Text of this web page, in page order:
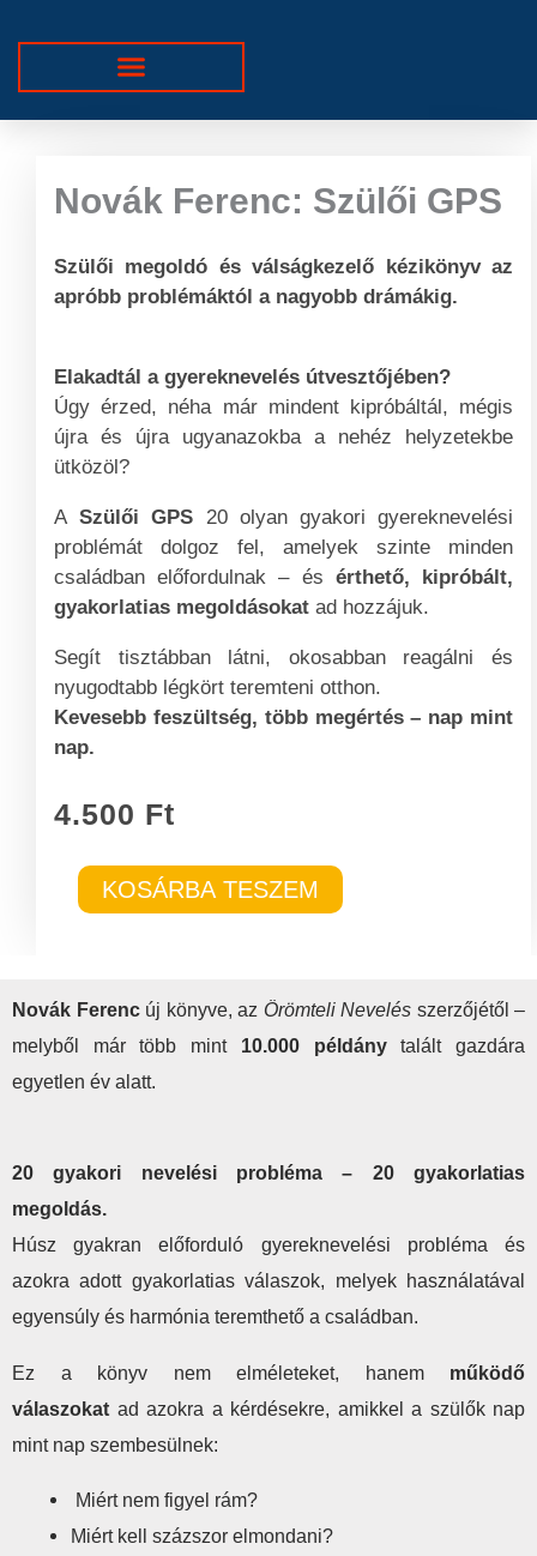
content
Novák Ferenc: Szülői GPS
Szülői megoldó és válságkezelő kézikönyv az
apróbb problémáktól a nagyobb drámákig.
Elakadtál a gyereknevelés útvesztőjében?
Úgy érzed, néha már mindent kipróbáltál, mégis
újra és újra ugyanazokba a nehéz helyzetekbe
ütközöl?
ASzülői GPS 20 olyan gyakori gyereknevelési
problémát dolgoz fel, amelyek szinte minden
családban előfordulnak – és érthető, kipróbált,
gyakorlatias megoldásokat ad hozzájuk.
Segít tisztábban látni, okosabban reagálni és
nyugodtabb légkört teremteni otthon.
Kevesebb feszültség, több megértés – nap mint
nap.
4.500 Ft
Szülői
mennyiség
KOSÁRBA TESZEM
Novák Ferencúj könyve, az Örömteli Nevelés szerzőjétől –
melyből már több mint 10.000 példánytalált gazdára
egyetlen év alatt.
20 gyakori nevelési probléma – 20 gyakorlatias
megoldás.
Húsz gyakran előforduló gyereknevelési probléma és
azokra adott gyakorlatias válaszok, melyek használatával
egyensúly és harmónia teremthető a családban.
Ez a könyv nem elméleteket, hanem működő
válaszokat ad azokra a kérdésekre, amikkel a szülők nap
mint nap szembesülnek:
Miért nem figyel rám?
Miért kell százszor elmondani?